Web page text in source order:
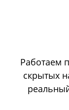
Работаем
скрытых